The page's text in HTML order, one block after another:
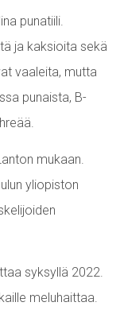
punatiili.
ja kaksioita sekä
vaaleita, mutta
punaista, B-
mukaan.
yliopiston
syksyllä 2022.
meluhaittaa.